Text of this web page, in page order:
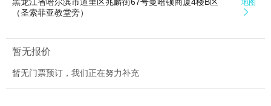
黑龙江省哈尔滨市道里区兆麟街67号曼哈顿商厦4楼B区
（圣索菲亚教堂旁）
地图

暂无报价
暂无门票预订，我们正在努力补充